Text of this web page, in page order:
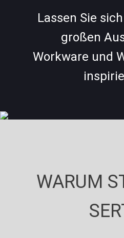
Lassen Sie
großen
Workware und
WARUM